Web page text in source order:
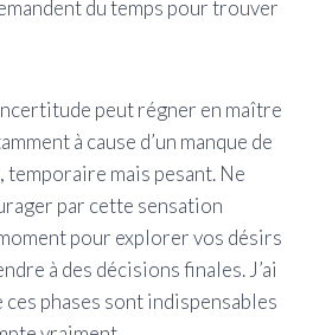
du temps pour trouver
peut régner en maître
à cause d’un manque de
temporaire mais pesant. Ne
par cette sensation
pour explorer vos désirs
à des décisions finales. J’ai
phases sont indispensables